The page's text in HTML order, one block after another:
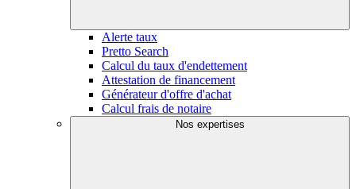
Alerte taux
Pretto Search
Calcul du taux d'endettement
Attestation de financement
Générateur d'offre d'achat
Calcul frais de notaire
Nos expertises